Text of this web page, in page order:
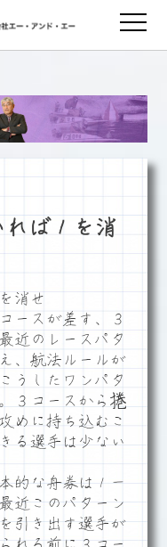
ば１を消
消せ
ースが差す、３
近のレースパタ
、航法ルールが
うしたワンパタ
３コースから捲
めに持ち込むこ
る選手は少ない
的な舟券は１－
近このパターン
引き出す選手が